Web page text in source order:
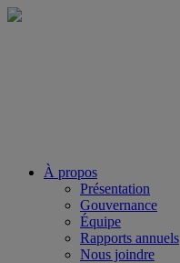
Aller
À propos
Présentation
Gouvernance
Équipe
Rapports annuels
Nous joindre